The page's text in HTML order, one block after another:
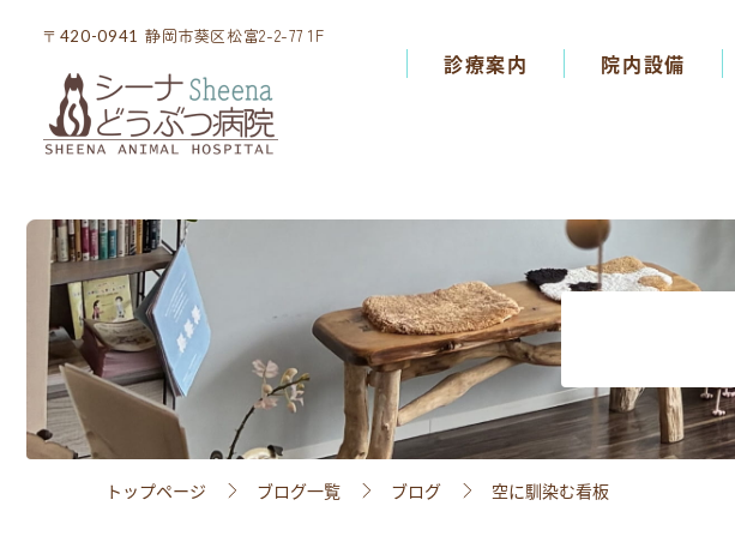
〒420-0941 静岡市葵区松富2-2-77 1F
院内設備
スタッフ紹介
アクセス
採用情報
〒420-0941 静岡市葵区松富2-2-77 1F
診療案内 院内設備
トップページ ブログ一覧 ブログ 空に馴染む看板